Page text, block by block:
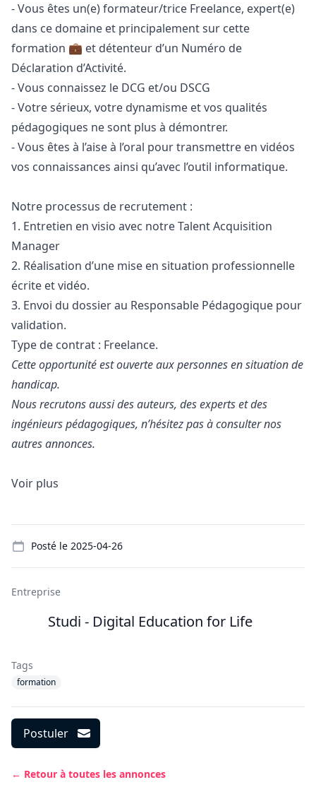
- Vous êtes un(e) formateur/trice Freelance, expert(e)
dans ce domaine et principalement sur cette
formation 💼 et détenteur d’un Numéro de
Déclaration d’Activité.
- Vous connaissez le DCG et/ou DSCG
- Votre sérieux, votre dynamisme et vos qualités
pédagogiques ne sont plus à démontrer.
- Vous êtes à l’aise à l’oral pour transmettre en vidéos
vos connaissances ainsi qu’avec l’outil informatique.
Notre processus de recrutement :
1. Entretien en visio avec notre Talent Acquisition
Manager
2. Réalisation d’une mise en situation professionnelle
écrite et vidéo.
3. Envoi du dossier au Responsable Pédagogique pour
validation.
Type de contrat : Freelance.
Cette opportunité est ouverte aux personnes en situation de
handicap.
Nous recrutons aussi des auteurs, des experts et des
ingénieurs pédagogiques, n’hésitez pas à consulter nos
autres annonces.
Voir plus
Posté le 2025-04-26
Entreprise
Studi - Digital Education for Life
Tags
formation
Postuler
← Retour à toutes les annonces